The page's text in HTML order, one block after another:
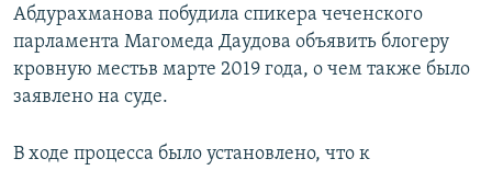
Абдурахманова побудила спикера чеченского
парламента Магомеда Даудова объявить блогеру
кровную местьв марте 2019 года, о чем также было
заявлено на суде.
В ходе процесса было установлено, что к